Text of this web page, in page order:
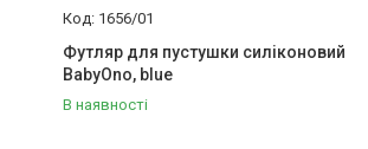
1656/01
Футляр для пустушки силіконовий
BabyOno, blue
В наявності